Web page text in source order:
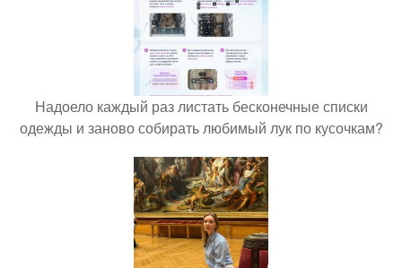
Надоело каждый раз листать бесконечные списки
одежды и заново собирать любимый лук по кусочкам?